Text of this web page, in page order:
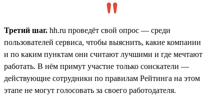
Третий шаг. hh.ru проведёт свой опрос — среди
пользователей сервиса, чтобы выяснить, какие компании
и по каким пунктам они считают лучшими и где мечтают
работать. В нём примут участие только соискатели —
действующие сотрудники по правилам Рейтинга на этом
этапе не могут голосовать за своего работодателя.